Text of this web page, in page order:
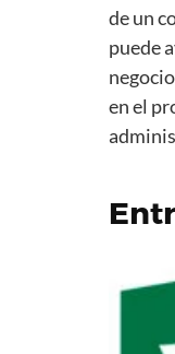
de un
puede
en el